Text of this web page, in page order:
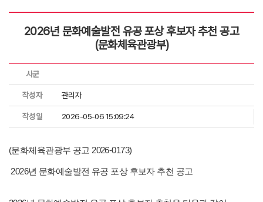
2026년 문화예술발전 유공 포상 후보자 추천 공고
(문화체육관광부)
시군
작성자 관리자
작성일 2026-05-06 15:09:24
(문화체육관광부 공고 2026-0173)
2026년 문화예술발전 유공 포상 후보자 추천 공고